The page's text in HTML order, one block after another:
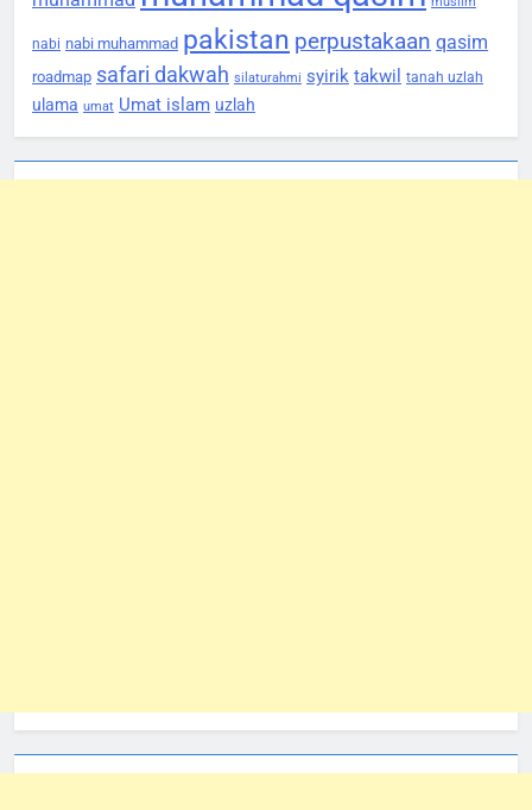
nabi nabi muhammad pakistan perpustakaan qasim
roadmap safari dakwah silaturahmi syirik takwil tanah uzlah
ulama umat Umat islam uzlah